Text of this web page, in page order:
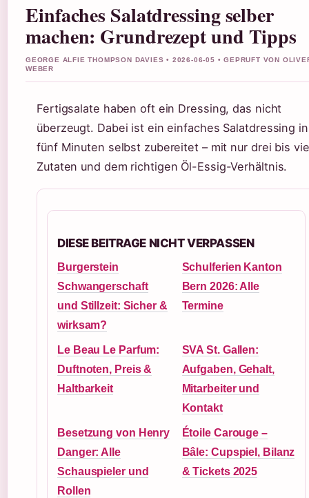
Einfaches Salatdressing selber
machen: Grundrezept und Tipps
GEORGE ALFIE THOMPSON DAVIES • 2026-06-05 • GEPRUFT VON
WEBER
Fertigsalate haben oft ein Dressing, das nicht
überzeugt. Dabei ist ein einfaches Salatdressing in
fünf Minuten selbst zubereitet – mit nur drei bis
Zutaten und dem richtigen Öl-Essig-Verhältnis.
DIESE BEITRAGE NICHT VERPASSEN
Burgerstein
Schwangerschaft
und Stillzeit: Sicher &
wirksam?
Schulferien Kanton
Bern 2026: Alle
Termine
Le Beau Le Parfum:
Duftnoten, Preis &
Haltbarkeit
SVA St. Gallen:
Aufgaben, Gehalt,
Mitarbeiter und
Kontakt
Besetzung von Henry
Danger: Alle
Schauspieler und
Rollen
Étoile Carouge –
Bâle: Cupspiel, Bilanz
& Tickets 2025